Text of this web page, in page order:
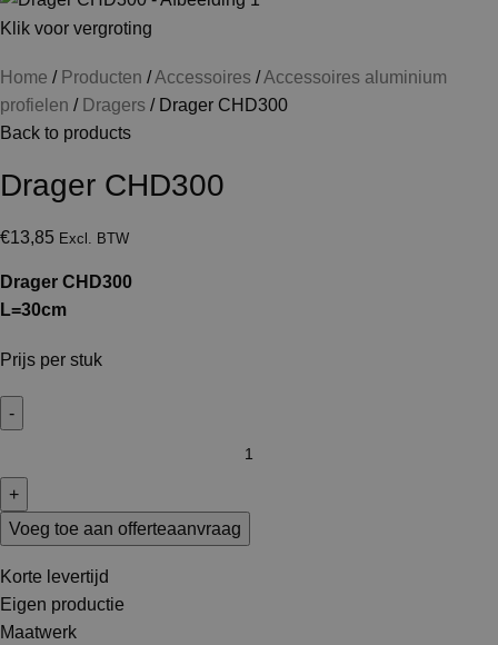
Klik voor vergroting
Home Producten Accessoires
Accessoires aluminium
profielen
Dragers
Drager CHD300
Back to products
Drager CHD300
€13,85 Excl. BTW
Drager CHD300
L=30cm
Prijs per stuk
Voeg toe aan offerteaanvraag
Korte levertijd
Eigen productie
Maatwerk